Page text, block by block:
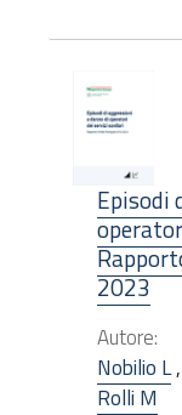
Episodi
2023
Autore:
Nobilio L,
Rolli M